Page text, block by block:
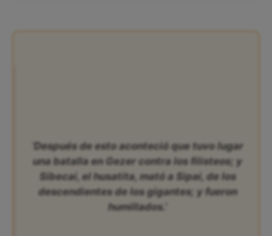
‘Después de esto aconteció que tuvo lugar
una batalla en Gezer contra los filisteos; y
Sibecai, el husatita, mató a Sipai, de los
descendientes de los gigantes; y fueron
humillados.’